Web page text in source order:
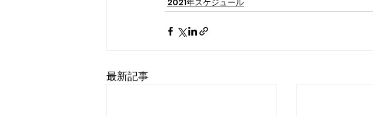
2021年スケジュール
最新記事